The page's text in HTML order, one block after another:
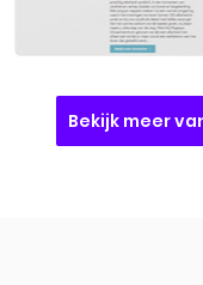
Bekijk meer